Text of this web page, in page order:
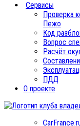
Сервисы
Проверка
Пежо
Код
Вопрос
Расчёт
ПДД
О проекте